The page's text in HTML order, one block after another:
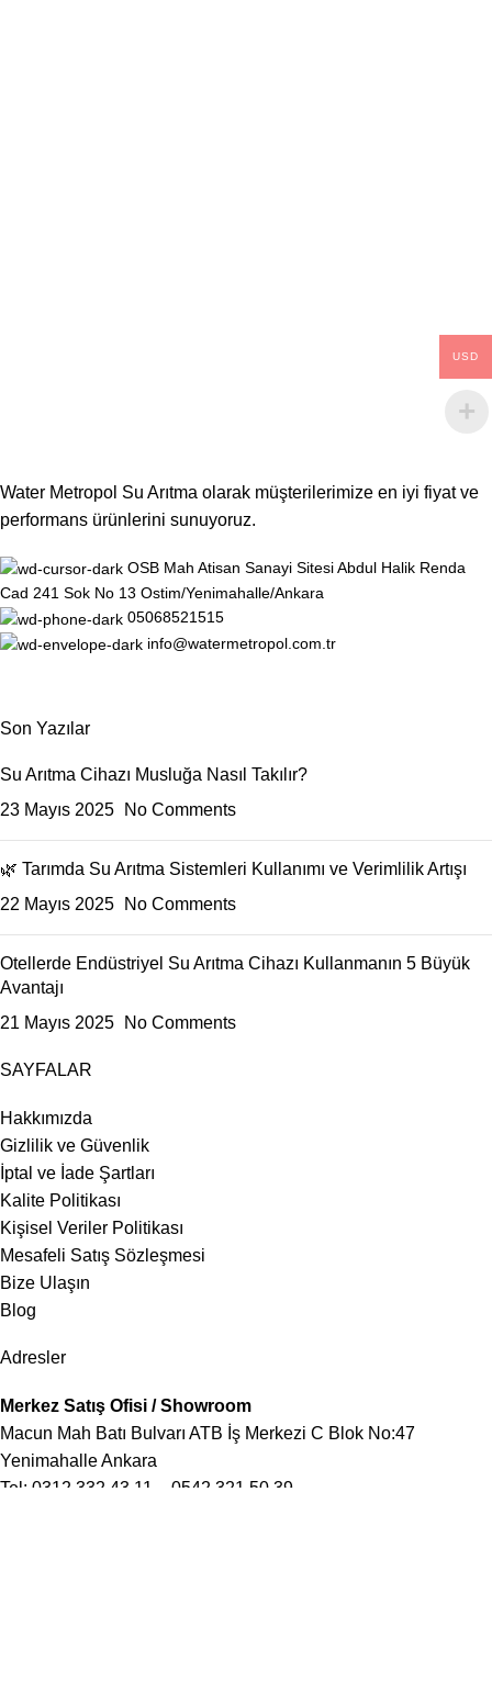
Water Metropol Su Arıtma olarak müşterilerimize en iyi fiyat ve
performans ürünlerini sunuyoruz.
OSB Mah Atisan Sanayi Sitesi Abdul Halik Renda
Cad 241 Sok No 13 Ostim/Yenimahalle/Ankara
05068521515
info@watermetropol.com.tr
Son Yazılar
Su Arıtma Cihazı Musluğa Nasıl Takılır?
23 Mayıs 2025
No Comments
🌿 Tarımda Su Arıtma Sistemleri Kullanımı ve Verimlilik Artışı
22 Mayıs 2025
No Comments
Otellerde Endüstriyel Su Arıtma Cihazı Kullanmanın 5 Büyük
Avantajı
21 Mayıs 2025
No Comments
SAYFALAR
Hakkımızda
Gizlilik ve Güvenlik
İptal ve İade Şartları
Kalite Politikası
Kişisel Veriler Politikası
Mesafeli Satış Sözleşmesi
Bize Ulaşın
Blog
Adresler
Merkez Satış Ofisi / Showroom
Macun Mah Batı Bulvarı ATB İş Merkezi C Blok No:47
Yenimahalle Ankara
Tel: 0312 332 43 11
0542 321 50 39
USD